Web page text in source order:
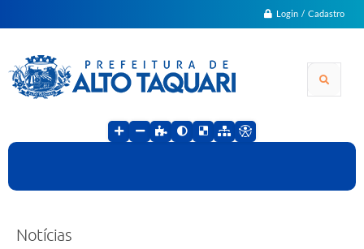
Login / Cadastro
Notícias